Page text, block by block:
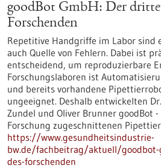
goodBot GmbH: Der
Forschenden
Repetitive Handgriffe im Labor sind
auch Quelle von Fehlern. Dabei ist
entscheidend, um reproduzierbare
Forschungslaboren ist
und bereits vorhandene
ungeeignet. Deshalb entwickelten
Zundel und Oliver Brunner goodBot
Forschung zugeschnittenen
https://www.gesundheitsindustrie-
bw.de/fachbeitrag/aktuell/
des-forschenden